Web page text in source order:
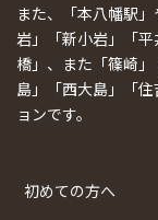
また、「本八幡駅
岩」「新小岩」「
橋」、また「篠崎
島」「西大島」「
ョンです。
初めての方へ